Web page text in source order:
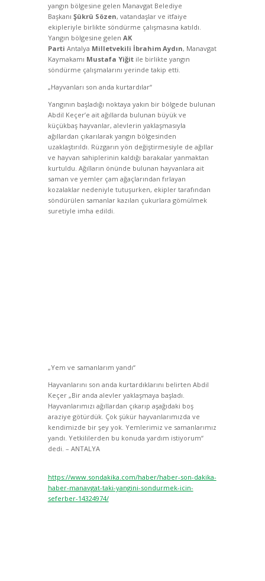
yangın bölgesine gelen Manavgat Belediye
Başkanı Şükrü Sözen, vatandaşlar ve itfaiye
ekipleriyle birlikte söndürme çalışmasına katıldı.
Yangın bölgesine gelen AK
Parti Antalya Milletvekili İbrahim Aydın, Manavgat
Kaymakamı Mustafa Yiğit ile birlikte yangın
söndürme çalışmalarını yerinde takip etti.
„Hayvanları son anda kurtardılar“
Yangının başladığı noktaya yakın bir bölgede bulunan
Abdil Keçer’e ait ağıllarda bulunan büyük ve
küçükbaş hayvanlar, alevlerin yaklaşmasıyla
ağıllardan çıkarılarak yangın bölgesinden
uzaklaştırıldı. Rüzgarın yön değiştirmesiyle de ağıllar
ve hayvan sahiplerinin kaldığı barakalar yanmaktan
kurtuldu. Ağılların önünde bulunan hayvanlara ait
saman ve yemler çam ağaçlarından fırlayan
kozalaklar nedeniyle tutuşurken, ekipler tarafından
söndürülen samanlar kazılan çukurlara gömülmek
suretiyle imha edildi.
„Yem ve samanlarım yandı“
Hayvanlarını son anda kurtardıklarını belirten Abdil
Keçer „Bir anda alevler yaklaşmaya başladı.
Hayvanlarımızı ağıllardan çıkarıp aşağıdaki boş
araziye götürdük. Çok şükür hayvanlarımızda ve
kendimizde bir şey yok. Yemlerimiz ve samanlarımız
yandı. Yetkililerden bu konuda yardım istiyorum“
dedi. – ANTALYA
https://www.sondakika.com/haber/haber-son-dakika-
haber-manavgat-taki-yangini-sondurmek-icin-
seferber-14324974/